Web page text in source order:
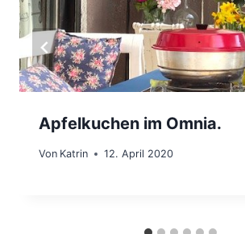
Apfelkuchen im Omnia.
Von Katrin 12. April 2020